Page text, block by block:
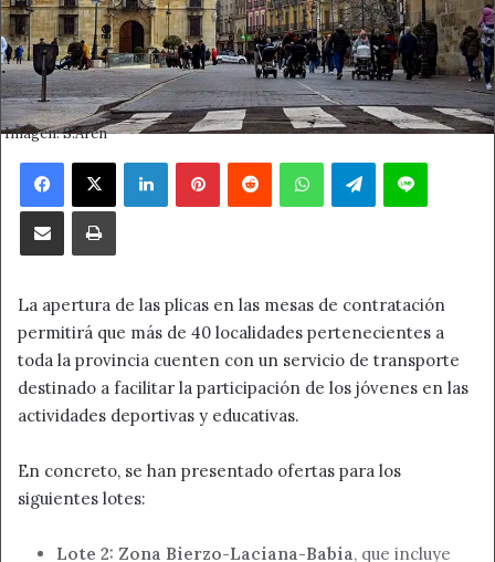
Imagen: S.Arén
Facebook
X LinkedInPinterestReddit WhatsAppTelegramLine
Compartir por correo electrónicoImprimir
La apertura de las plicas en las mesas de contratación
permitirá que más de 40 localidades pertenecientes a
toda la provincia cuenten con un servicio de transporte
destinado a facilitar la participación de los jóvenes en las
actividades deportivas y educativas.
En concreto, se han presentado ofertas para los
siguientes lotes:
Lote 2: Zona Bierzo-Laciana-Babia, que incluye